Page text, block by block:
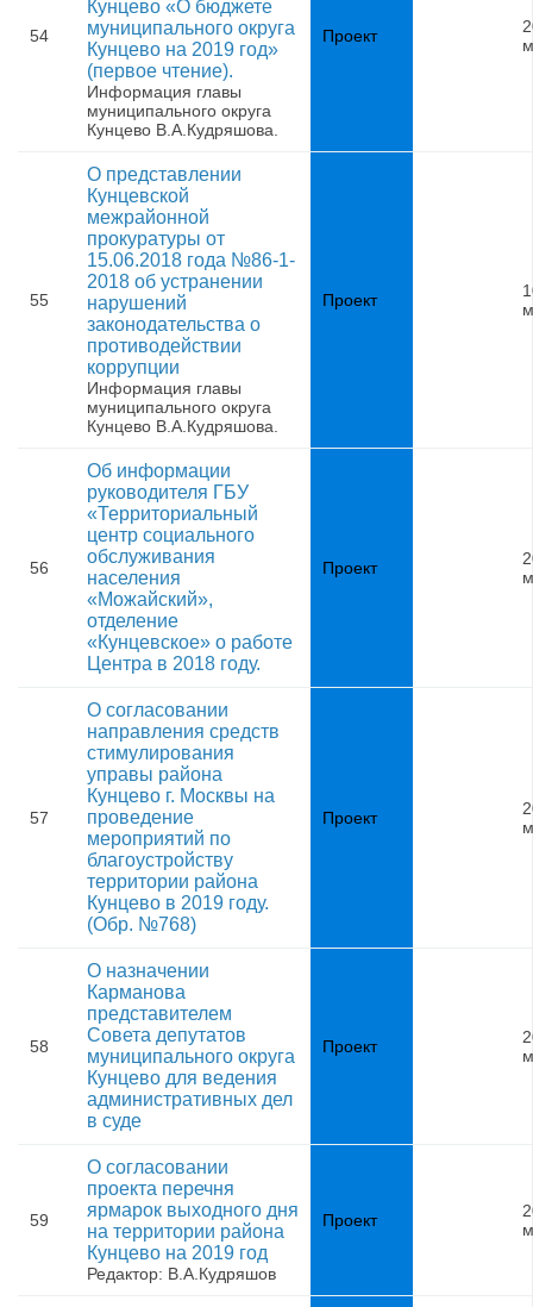
54
Кунцево «О бюджете
муниципального округа
Кунцево на 2019 год»
(первое чтение).
Информация главы
муниципального округа
Кунцево В.А.Кудряшова.
Проект
55
О представлении
Кунцевской
межрайонной
прокуратуры от
15.06.2018 года №86-1-
2018 об устранении
нарушений
законодательства о
противодействии
коррупции
Информация главы
муниципального округа
Кунцево В.А.Кудряшова.
Проект
56
Об информации
руководителя ГБУ
«Территориальный
центр социального
обслуживания
населения
«Можайский»,
отделение
«Кунцевское» о работе
Центра в 2018 году.
Проект
57
О согласовании
направления средств
стимулирования
управы района
Кунцево г. Москвы на
проведение
мероприятий по
благоустройству
территории района
Кунцево в 2019 году.
(Обр. №768)
Проект
58
О назначении
Карманова
представителем
Совета депутатов
муниципального округа
Кунцево для ведения
административных дел
в суде
Проект
59
О согласовании
проекта перечня
ярмарок выходного дня
на территории района
Кунцево на 2019 год
Редактор: В.А.Кудряшов
Проект